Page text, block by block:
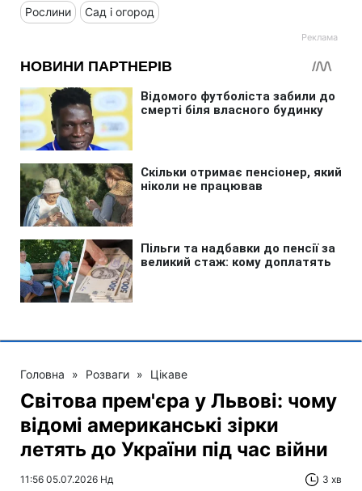
Рослини Сад і огород
Головна » Розваги » Цікаве
Світова прем'єра у Львові: чому
відомі американські зірки
летять до України під час війни
11:56 05.07.2026 Нд 3 хв